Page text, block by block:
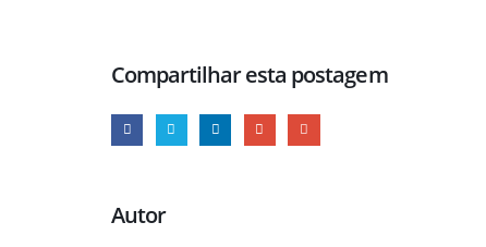
Compartilhar esta postagem
Autor